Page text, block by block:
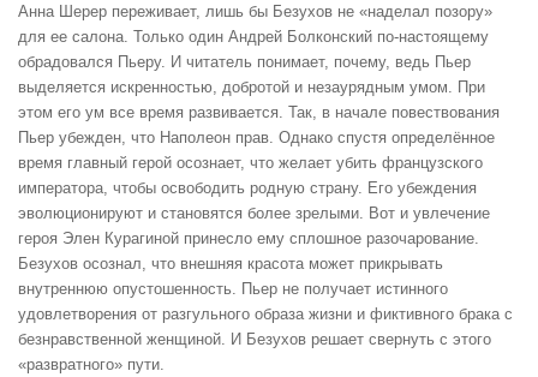
Анна Шерер переживает, лишь бы Безухов не «наделал позору»
для ее салона. Только один Андрей Болконский по-настоящему
обрадовался Пьеру. И читатель понимает, почему, ведь Пьер
выделяется искренностью, добротой и незаурядным умом. При
этом его ум все время развивается. Так, в начале повествования
Пьер убежден, что Наполеон прав. Однако спустя определённое
время главный герой осознает, что желает убить французского
императора, чтобы освободить родную страну. Его убеждения
эволюционируют и становятся более зрелыми. Вот и увлечение
героя Элен Курагиной принесло ему сплошное разочарование.
Безухов осознал, что внешняя красота может прикрывать
внутреннюю опустошенность. Пьер не получает истинного
удовлетворения от разгульного образа жизни и фиктивного брака с
безнравственной женщиной. И Безухов решает свернуть с этого
«развратного» пути.